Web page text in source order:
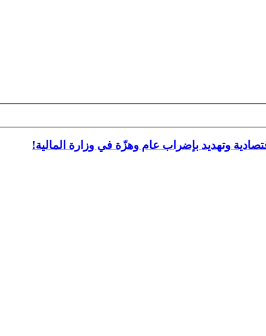
وتهديد بإضراب عام وهزّة في وزارة المالية!